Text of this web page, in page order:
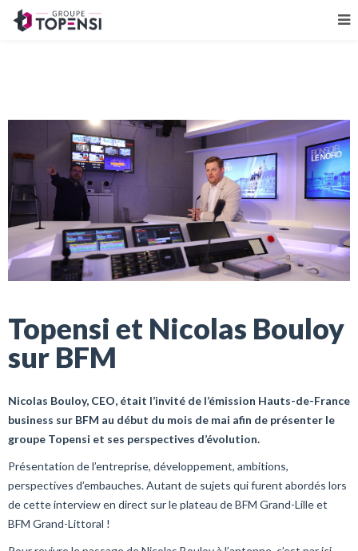
Topensi et Nicolas Bouloy
sur BFM
Nicolas Bouloy, CEO, était l’invité de l’émission Hauts-de-France
business sur BFM au début du mois de mai afin de présenter le
groupe Topensi et ses perspectives d’évolution.
Présentation de l’entreprise, développement, ambitions,
perspectives d’embauches. Autant de sujets qui furent abordés lors
de cette interview en direct sur le plateau de BFM Grand-Lille et
BFM Grand-Littoral !